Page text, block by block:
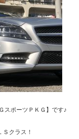
スポーツＰＫＧ】です♪
クラス！